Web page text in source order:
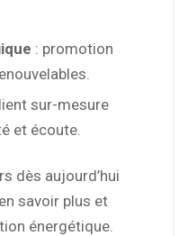
: promotion
sur-mesure
et écoute.
dès aujourd’hui
savoir plus et
énergétique.